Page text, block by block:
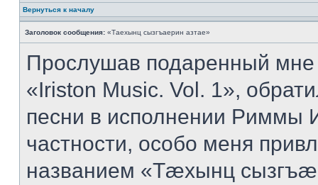
Вернуться к началу
Заголовок сообщения: «Таехынц сызгъаерин азтае»
Прослушав подаренный мне
«Iriston Music. Vol. 1»,
песни в исполнении Риммы
частности, особо меня
названием «Тæхынц